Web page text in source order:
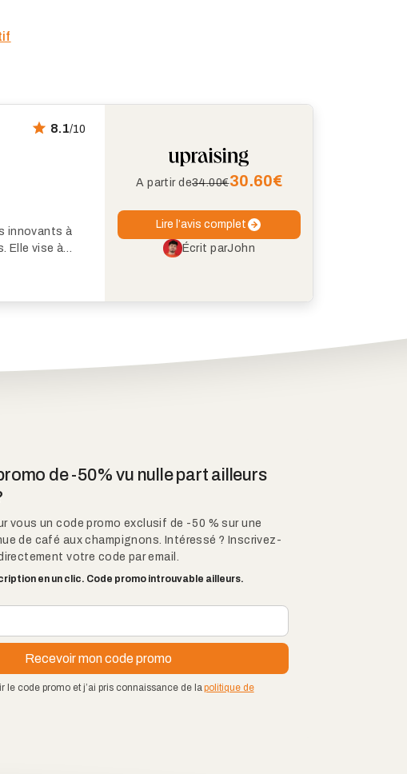
8.1/10
innovants à
Elle vise à
A partir de34.00€30.60€
Lire l’avis complet
Écrit parJohn
de -50% vu nulle part ailleurs
vous un code promo exclusif de -50 % sur une
de café aux champignons. Intéressé ? Inscrivez-
votre code par email.
en un clic. Code promo introuvable ailleurs.
le code promo et j’ai pris connaissance de la politique de